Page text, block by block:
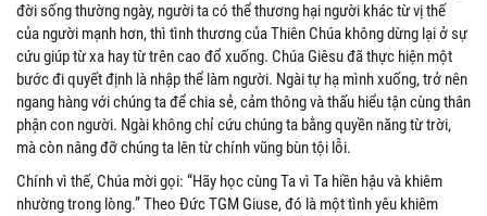
đời sống thường ngày, người ta có thể thương hại người khác từ vị thế
của người mạnh hơn, thì tình thương của Thiên Chúa không dừng lại ở sự
cứu giúp từ xa hay từ trên cao đổ xuống. Chúa Giêsu đã thực hiện một
bước đi quyết định là nhập thể làm người. Ngài tự hạ mình xuống, trở nên
ngang hàng với chúng ta để chia sẻ, cảm thông và thấu hiểu tận cùng thân
phận con người. Ngài không chỉ cứu chúng ta bằng quyền năng từ trời,
mà còn nâng đỡ chúng ta lên từ chính vũng bùn tội lỗi.
Chính vì thế, Chúa mời gọi: “Hãy học cùng Ta vì Ta hiền hậu và khiêm
nhường trong lòng.” Theo Đức TGM Giuse, đó là một tình yêu khiêm